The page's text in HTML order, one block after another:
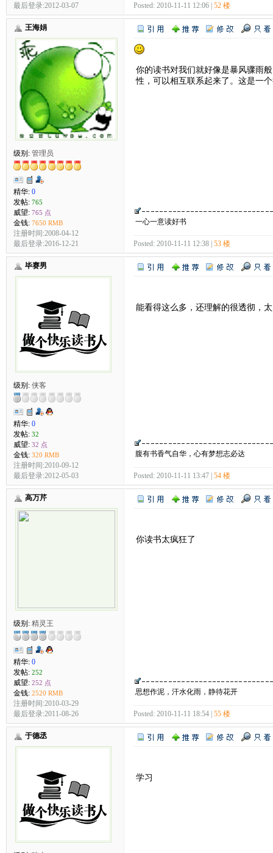
最后登录:2012-03-07
Posted: 2010-11-11 12:06 | 52 楼
王海娟
级别: 管理员
精华: 0
发帖: 765
威望: 765 点
金钱: 7650 RMB
注册时间:2008-04-12
最后登录:2016-12-21
你的读书对我们就好像是暴风骤雨
性，可以相互联系起来了。这是一
一心一意读好书
Posted: 2010-11-11 12:38 | 53 楼
毕赛男
级别: 侠客
精华: 0
发帖: 32
威望: 32 点
金钱: 320 RMB
注册时间:2010-09-12
最后登录:2012-05-03
能看得这么多，还理解的很透彻，
腹有书香气自华，心有梦想志必达
Posted: 2010-11-11 13:47 | 54 楼
高万芹
级别: 精灵王
精华: 0
发帖: 252
威望: 252 点
金钱: 2520 RMB
注册时间:2010-03-29
最后登录:2011-08-26
你读书太疯狂了
思想作泥，汗水化雨，静待花开
Posted: 2010-11-11 18:54 | 55 楼
于德丞
学习